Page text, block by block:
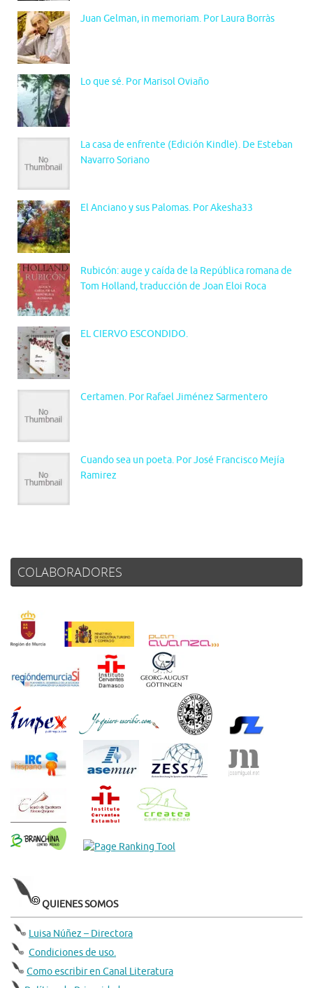
Juan Gelman, in memoriam. Por Laura Borràs
Lo que sé. Por Marisol Oviaño
La casa de enfrente (Edición Kindle). De Esteban
Navarro Soriano
El Anciano y sus Palomas. Por Akesha33
Rubicón: auge y caída de la República romana de
Tom Holland, traducción de Joan Eloi Roca
EL CIERVO ESCONDIDO.
Certamen. Por Rafael Jiménez Sarmentero
Cuando sea un poeta. Por José Francisco Mejía
Ramirez
COLABORADORES
QUIENES SOMOS
Luisa Núñez – Directora
Condiciones de uso.
Como escribir en Canal Literatura